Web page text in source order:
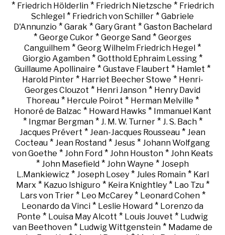
* Friedrich Hölderlin* Friedrich Nietzsche * Friedrich
Schlegel * Friedrich von Schiller * Gabriele
D'Annunzio * Garak * Gary Grant * Gaston Bachelard
* George Cukor * George Sand * Georges
Canguilhem * Georg Wilhelm Friedrich Hegel *
Giorgio Agamben * Gotthold Ephraim Lessing *
Guillaume Apollinaire * Gustave Flaubert * Hamlet *
Harold Pinter* Harriet Beecher Stowe * Henri-
Georges Clouzot * Henri Janson * Henry David
Thoreau * Hercule Poirot * Herman Melville *
Honoré de Balzac * Howard Hawks* Immanuel Kant
* Ingmar Bergman* J. M. W. Turner* J. S. Bach*
Jacques Prévert * Jean-Jacques Rousseau * Jean
Cocteau * Jean Rostand * Jesus * Johann Wolfgang
von Goethe * John Ford * John Houston * John Keats
* John Masefield * John Wayne * Joseph
L.Mankiewicz* Joseph Losey* Jules Romain* Karl
Marx * Kazuo Ishiguro * Keira Knightley* Lao Tzu*
Lars von Trier* Leo McCarey* Leonard Cohen*
Leonardo da Vinci * Leslie Howard * Lorenzo da
Ponte * Louisa May Alcott * Louis Jouvet * Ludwig
van Beethoven * Ludwig Wittgenstein * Madame de